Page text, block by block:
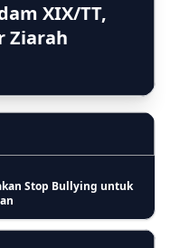
XIX/TT,
Ziarah
Harusnya tidak seperti
Stop Bullying untuk